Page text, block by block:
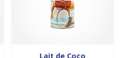
Lait de Coco